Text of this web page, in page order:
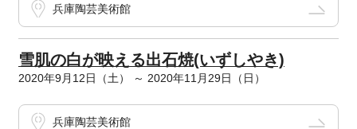
兵庫陶芸美術館
雪肌の白が映える出石焼(いずしやき)
2020年9月12日（土） ～ 2020年11月29日（日）
兵庫陶芸美術館